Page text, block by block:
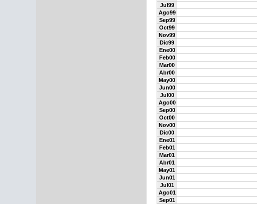
Jul99
Ago99
Sep99
Oct99
Nov99
Dic99
Ene00
Feb00
Mar00
Abr00
May00
Jun00
Jul00
Ago00
Sep00
Oct00
Nov00
Dic00
Ene01
Feb01
Mar01
Abr01
May01
Jun01
Jul01
Ago01
Sep01